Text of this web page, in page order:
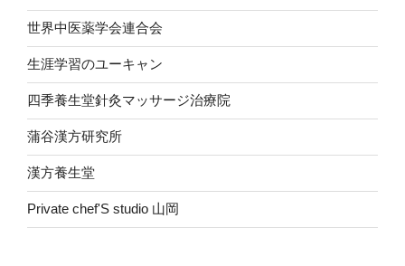
世界中医薬学会連合会
生涯学習のユーキャン
四季養生堂針灸マッサージ治療院
蒲谷漢方研究所
漢方養生堂
Private chef'S studio 山岡